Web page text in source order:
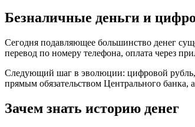
Безналичные деньги и
Сегодня подавляющее большинство денег
перевод по номеру телефона, оплата через
Следующий шаг в эволюции: цифровой рубль,
прямым обязательством Центрального
Зачем знать историю денег